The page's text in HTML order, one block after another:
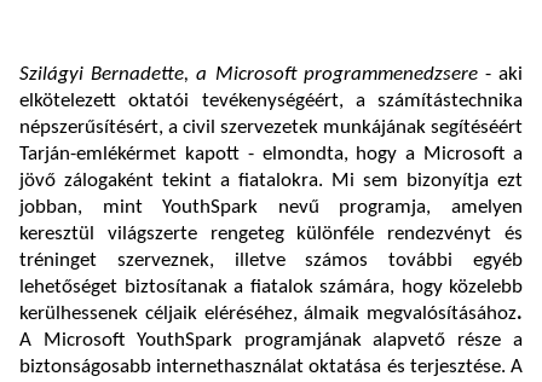
Szilágyi Bernadette, a Microsoft programmenedzsere- aki
elkötelezett oktatói tevékenységéért, a számítástechnika
népszerűsítésért, a civil szervezetek munkájának segítéséért
Tarján-emlékérmet kapott - elmondta, hogy a Microsoft a
jövő zálogaként tekint a fiatalokra. Mi sem bizonyítja ezt
jobban, mint YouthSpark nevű programja, amelyen
keresztül világszerte rengeteg különféle rendezvényt és
tréninget szerveznek, illetve számos további egyéb
lehetőséget biztosítanak a fiatalok számára, hogy közelebb
kerülhessenek céljaik eléréséhez, álmaik megvalósításához.
A Microsoft YouthSpark programjának alapvető része a
biztonságosabb internethasználat oktatása és terjesztése. A